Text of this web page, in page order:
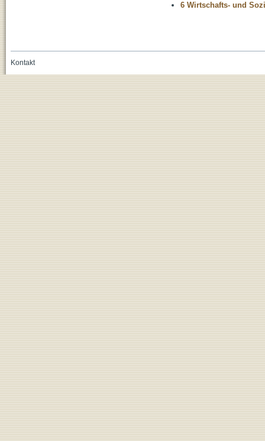
6 Wirtschafts- und
Kontakt